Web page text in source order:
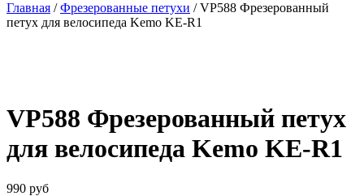
cart
Главная /Фрезерованные петухи / VP588 Фрезерованный
петух для велосипеда Kemo KE-R1
VP588 Фрезерованный петух
для велосипеда Kemo KE-R1
990 руб